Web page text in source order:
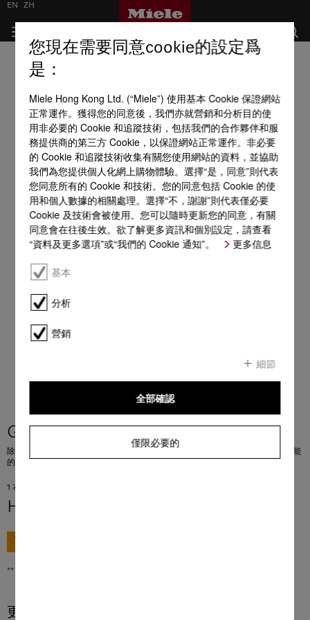
GP DC CX 0061 T
除垢片，6 片 適用於咖啡機、蒸爐、FashionMaster、帶 Moisture Plus 加濕功能
的爐腔/炊具。
1 衣物 = 38.33 HKD
HK$ 230.00
** 香港零售價
更多產品資訊
EN ZH
您現在需要同意cookie的設定爲
是：
Miele Hong Kong Ltd. (“Miele”) 使用基本 Cookie 保證網站
正常運作。獲得您的同意後，我們亦就營銷和分析目的使
用非必要的 Cookie 和追蹤技術，包括我們的合作夥伴和服
務提供商的第三方 Cookie，以保證網站正常運作。非必要
的 Cookie 和追蹤技術收集有關您使用網站的資料，並協助
我們為您提供個人化網上購物體驗。選擇“是，同意”則代表
您同意所有的 Cookie 和技術。您的同意包括 Cookie 的使
用和個人數據的相關處理。選擇“不，謝謝”則代表僅必要
Cookie 及技術會被使用。您可以隨時更新您的同意，有關
同意會在往後生效。欲了解更多資訊和個別設定，請查看
“資料及更多選項”或“我們的 Cookie 通知”。
更多信息
基本
分析
營銷
細節
僅限必要的
全部確認